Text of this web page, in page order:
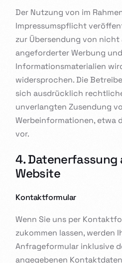
Der Nutzung von im
Impressumspflicht
zur Übersendung von
angeforderter Werbung und
Informationsmaterialien
widersprochen. Die
sich ausdrücklich
unverlangten Zusendung
Werbeinformationen, etwa
vor.
4. Datenerfassung
Website
Kontaktformular
Wenn Sie uns per
zukommen lassen, werden
Anfrageformular inklusive
angegebenen